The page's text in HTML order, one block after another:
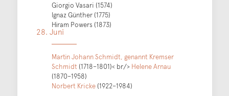
Giorgio Vasari (1574)
Ignaz Günther (1775)
Hiram Powers (1873)
28. Juni
Martin Johann Schmidt, genannt Kremser
Schmidt (1718–1801)< br/> Helene Arnau
(1870–1958)
Norbert Kricke (1922–1984)